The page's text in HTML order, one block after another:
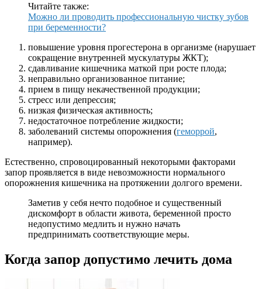
Читайте также:
Можно ли проводить профессиональную чистку зубов
при беременности?
повышение уровня прогестерона в организме (нарушает
сокращение внутренней мускулатуры ЖКТ);
сдавливание кишечника маткой при росте плода;
неправильно организованное питание;
прием в пищу некачественной продукции;
стресс или депрессия;
низкая физическая активность;
недостаточное потребление жидкости;
заболеваний системы опорожнения (геморрой,
например).
Естественно, спровоцированный некоторыми факторами
запор проявляется в виде невозможности нормального
опорожнения кишечника на протяжении долгого времени.
Заметив у себя нечто подобное и существенный
дискомфорт в области живота, беременной просто
недопустимо медлить и нужно начать
предпринимать соответствующие меры.
Когда запор допустимо лечить дома